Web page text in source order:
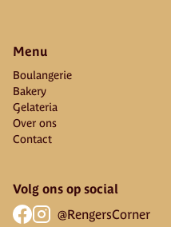
Menu
Boulangerie
Bakery
Gelateria
Over ons
Contact
Volg ons op social
@RengersCorner